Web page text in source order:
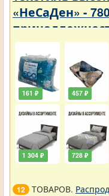
«НеСаДен» -
упали
161 ₽
1 304 ₽
457 ₽
728 ₽
12 ТОВАРОВ.